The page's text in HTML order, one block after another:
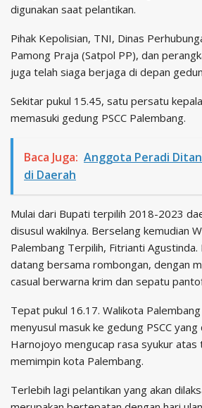
digunakan saat pelantikan.
Pihak Kepolisian, TNI, Dinas
Pamong Praja (Satpol PP), dan
juga telah siaga berjaga di depan
Sekitar pukul 15.45, satu persatu
memasuki gedung PSCC Palembang.
Baca Juga: Anggota Peradi
di Daerah
Mulai dari Bupati terpilih 2018-2023
disusul wakilnya. Berselang kemudian
Palembang Terpilih, Fitrianti
datang bersama rombongan, dengan
casual berwarna krim dan sepatu
Tepat pukul 16.17. Walikota
menyusul masuk ke gedung PSCC
Harnojoyo mengucap rasa syukur atas
memimpin kota Palembang.
Terlebih lagi pelantikan yang akan